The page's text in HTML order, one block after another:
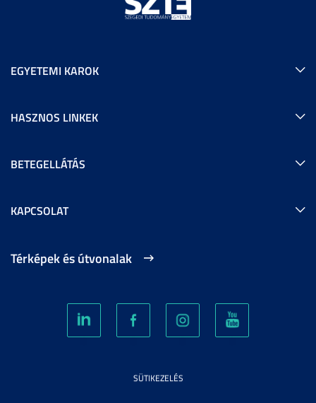
EGYETEMI KAROK
HASZNOS LINKEK
BETEGELLÁTÁS
KAPCSOLAT
Térképek és útvonalak
SÜTIKEZELÉS